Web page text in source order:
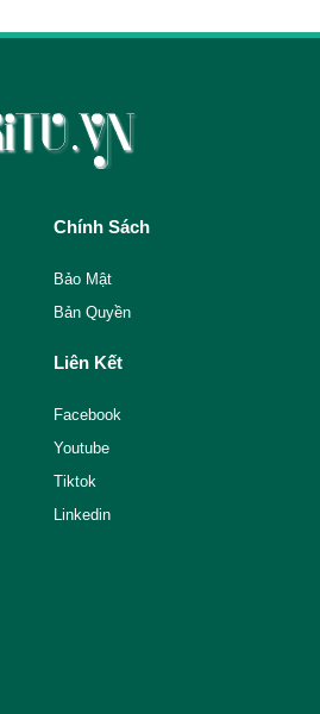
Chính Sách
Bảo Mật
Bản Quyền
Liên Kết
Facebook
Youtube
Tiktok
Linkedin